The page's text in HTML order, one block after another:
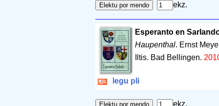
ekz.
Esperanto en
Haupenthal. Ernst
Iltis. Bad Bellingen.
legu pli
ekz.